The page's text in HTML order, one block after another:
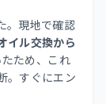
。現地で確認
イル交換から
ため、これ
。すぐにエン